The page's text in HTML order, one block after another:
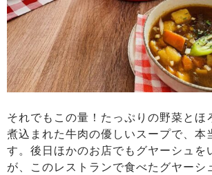
それでもこの量！たっぷりの野菜とほ
煮込まれた牛肉の優しいスープで、本
す。後日ほかのお店でもグヤーシュを
が、このレストランで食べたグヤーシ